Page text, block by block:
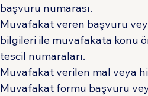
başvuru numarası.
Muvafakat veren başvuru
bilgileri ile muvafakata konu
tescil numaraları.
Muvafakat verilen mal veya
Muvafakat formu başvuru